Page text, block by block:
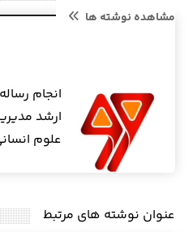
مشاهده نوشته ها
انجام
ارشد
علوم
عنوان ‫نوشته های مرتبط